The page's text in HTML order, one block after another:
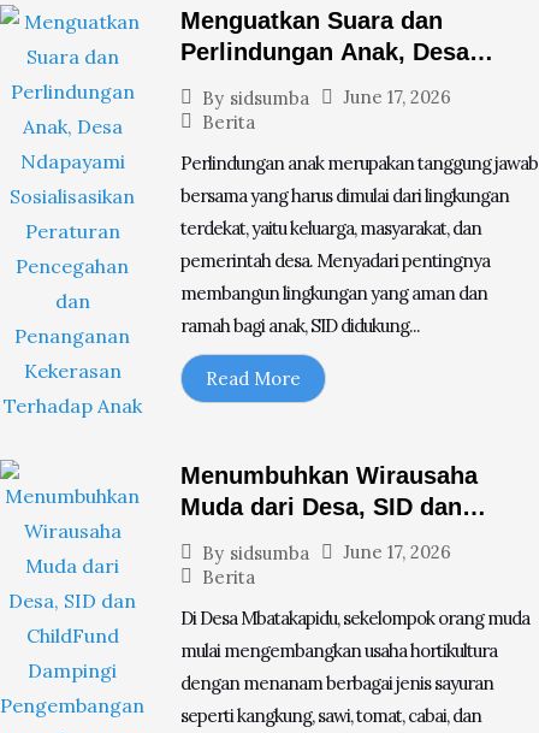
Menguatkan Suara dan
Perlindungan Anak, Desa
Ndapayami Sosialisasikan
Peraturan Pencegahan dan
Terhadap Anak
By sidsumba
June 17, 2026
Berita
Perlindungan anak merupakan tanggung jawab
bersama yang harus dimulai dari lingkungan
terdekat, yaitu keluarga, masyarakat, dan
pemerintah desa. Menyadari pentingnya
membangun lingkungan yang aman dan
ramah bagi anak, SID didukung...
Read More
Menumbuhkan Wirausaha
Muda dari Desa, SID dan
ChildFund Dampingi
Pengembangan
Timur
By sidsumba
June 17, 2026
Berita
Di Desa Mbatakapidu, sekelompok orang muda
mulai mengembangkan usaha hortikultura
dengan menanam berbagai jenis sayuran
seperti kangkung, sawi, tomat, cabai, dan